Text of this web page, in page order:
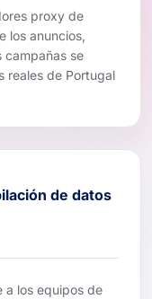
proxy de
los anuncios,
se
reales de Portugal
de datos
a los equipos de